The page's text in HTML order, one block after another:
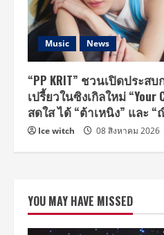
Music News
“PP KRIT” ชวนเปิดประ
เปรี้ยวในซิงเกิลใหม่ “Your
สดใส ได้ “ต้าเหนิง” และ
Ice witch 08 สิงหาคม 2026
YOU MAY HAVE MISSED